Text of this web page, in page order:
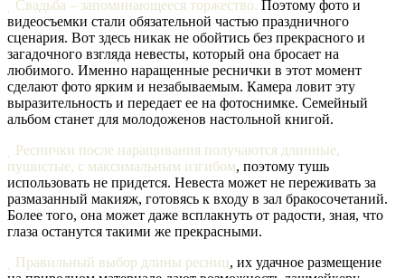
Свадьба – запоминающееся торжество. Поэтому фото и
видеосъемки стали обязательной частью праздничного
сценария. Вот здесь никак не обойтись без прекрасного и
загадочного взгляда невесты, который она бросает на
любимого. Именно наращенные реснички в этот момент
сделают фото ярким и незабываемым. Камера ловит эту
выразительность и передает ее на фотоснимке. Семейный
альбом станет для молодоженов настольной книгой.
Реснички после наращивания получаются длинные,
пушистые, с максимальным изгибом, поэтому тушь
использовать не придется. Невеста может не переживать за
размазанный макияж, готовясь к входу в зал бракосочетаний.
Более того, она может даже всплакнуть от радости, зная, что
глаза останутся такими же прекрасными.
Правильный выбор длины ресниц, их удачное размещение